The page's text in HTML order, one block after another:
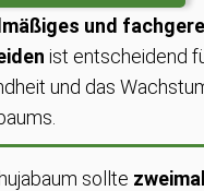
und
ist entscheidend
und das
sollte